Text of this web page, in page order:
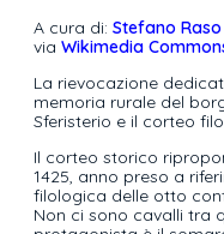
A cura di: Stefano Raso
via Wikimedia
La rievocazione
memoria rurale del
Sferisterio e il corteo
Il corteo storico
1425, anno preso a
filologica delle otto
Non ci sono cavalli tra